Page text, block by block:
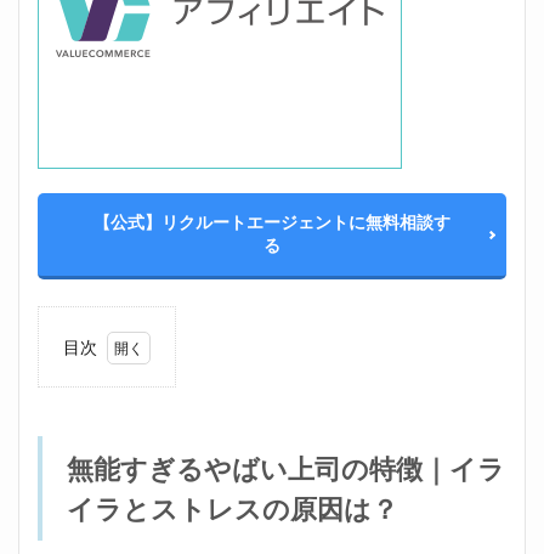
【公式】リクルートエージェントに無料相談す
る
目次
ばい
上司
の特
無能すぎるやばい上司の特徴｜イラ
イラとストレスの原因は？